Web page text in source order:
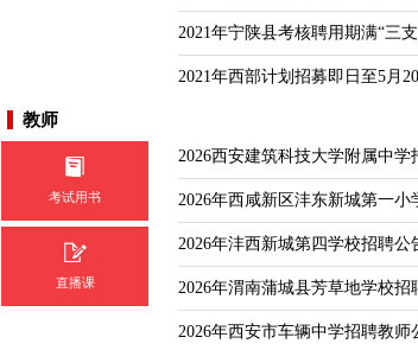
2021年宁陕县考核聘用期满“三
2021年西部计划招募即日至5月
教师
考试用书
直播课
2026西安建筑科技大学附属中学
2026年西咸新区沣东新城第一小
2026年沣西新城第四学校招聘公
2026年渭南蒲城县芳草地学校招
2026年西安市车辆中学招聘教师